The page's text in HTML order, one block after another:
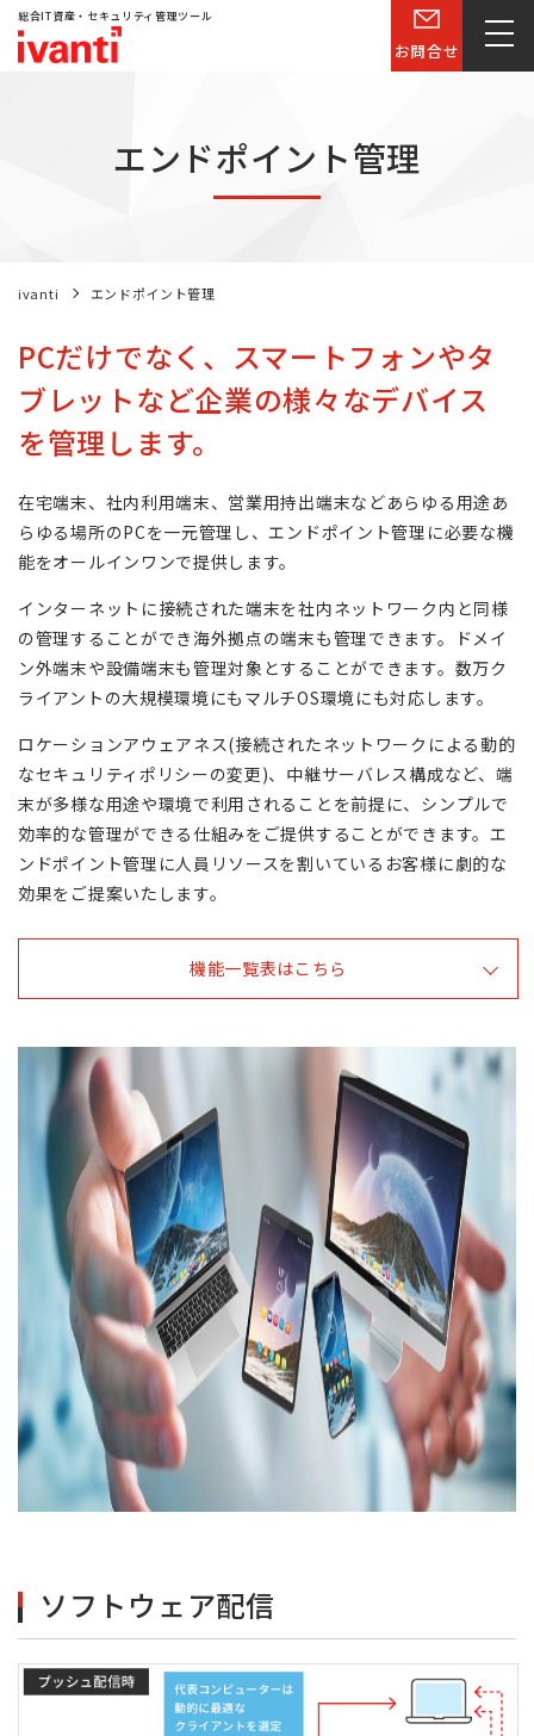
総合IT資産・セキュリティ管理ツール
お問合せ
エンドポイント管理
ivanti エンドポイント管理
PCだけでなく、スマートフォンやタ
ブレットなど企業の様々なデバイス
を管理します。
在宅端末、社内利用端末、営業用持出端末などあらゆる用途あ
らゆる場所のPCを一元管理し、エンドポイント管理に必要な機
能をオールインワンで提供します。
インターネットに接続された端末を社内ネットワーク内と同様
の管理することができ海外拠点の端末も管理できます。ドメイ
ン外端末や設備端末も管理対象とすることができます。数万ク
ライアントの大規模環境にもマルチOS環境にも対応します。
ロケーションアウェアネス(接続されたネットワークによる動的
なセキュリティポリシーの変更)、中継サーバレス構成など、端
末が多様な用途や環境で利用されることを前提に、シンプルで
効率的な管理ができる仕組みをご提供することができます。エ
ンドポイント管理に人員リソースを割いているお客様に劇的な
効果をご提案いたします。
機能一覧表はこちら
ソフトウェア配信